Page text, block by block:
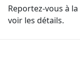
Reportez-vous à la
voir les détails.